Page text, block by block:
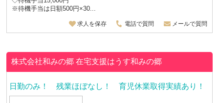
※待機手当は日額500円×30...
求人を保存 電話で質問 メールで質問
株式会社和みの郷在宅支援はうす和みの郷
日勤のみ！ 残業ほぼなし！ 育児休業取得実績あり！